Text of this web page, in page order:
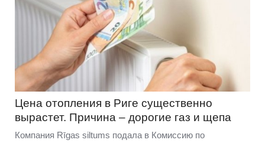
Цена отопления в Риге существенно
вырастет. Причина – дорогие газ и щепа
Компания Rīgas siltums подала в Комиссию по